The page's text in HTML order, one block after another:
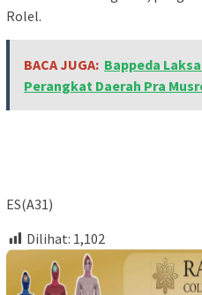
Rolel.
BACA JUGA: Bappeda
Perangkat Daerah Pra
ES(A31)
Dilihat: 1,102